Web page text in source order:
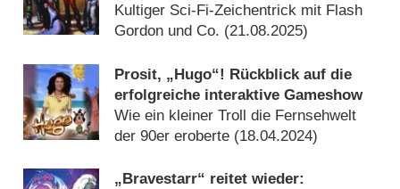
zum Streamen verfügbar
Kultiger Sci-Fi-Zeichentrick mit Flash
Gordon und Co. (21.08.2025)
Prosit, „Hugo“! Rückblick auf die
erfolgreiche interaktive Gameshow
Wie ein kleiner Troll die Fernsehwelt
der 90er eroberte (18.04.2024)
„Bravestarr“ reitet wieder: